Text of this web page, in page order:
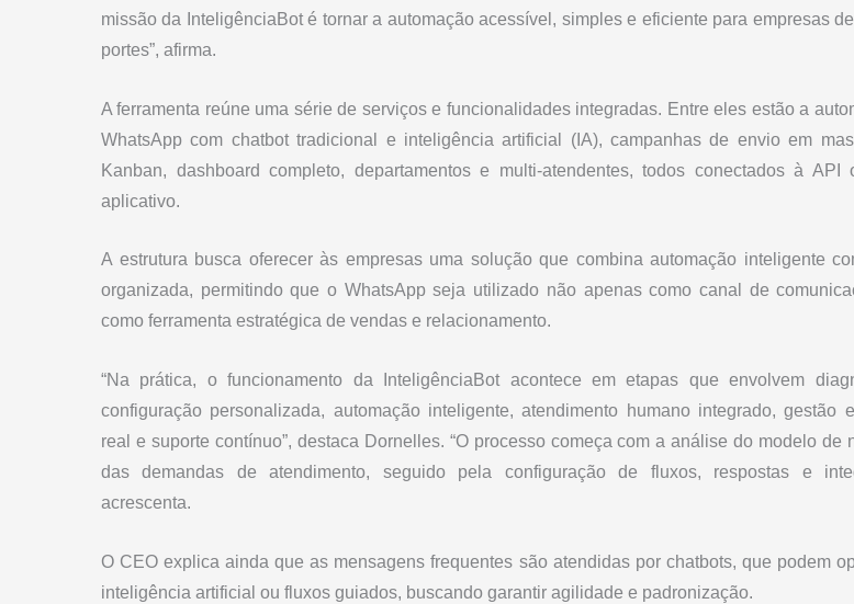
missão da InteligênciaBot é tornar a automação acessível, simples e eficiente para empresas
portes”, afirma.
A ferramenta reúne uma série de serviços e funcionalidades integradas. Entre eles estão a
WhatsApp com chatbot tradicional e inteligência artificial (IA), campanhas de envio em
Kanban, dashboard completo, departamentos e multi-atendentes, todos conectados à API
aplicativo.
A estrutura busca oferecer às empresas uma solução que combina automação inteligente
organizada, permitindo que o WhatsApp seja utilizado não apenas como canal de
como ferramenta estratégica de vendas e relacionamento.
“Na prática, o funcionamento da InteligênciaBot acontece em etapas que envolvem
configuração personalizada, automação inteligente, atendimento humano integrado, gestão
real e suporte contínuo”, destaca Dornelles. “O processo começa com a análise do modelo de
das demandas de atendimento, seguido pela configuração de fluxos, respostas e
acrescenta.
O CEO explica ainda que as mensagens frequentes são atendidas por chatbots, que podem
inteligência artificial ou fluxos guiados, buscando garantir agilidade e padronização.